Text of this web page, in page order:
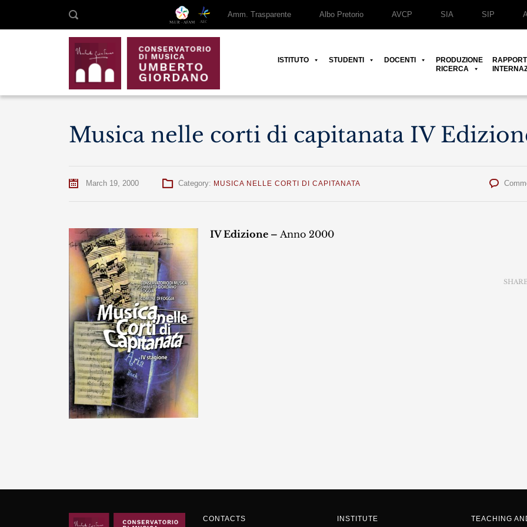
Amm. Trasparente Albo Pretorio AVCP SIA SIP
ISTITUTO STUDENTI DOCENTI
PRODUZIONE
RICERCA
Musica nelle corti di capitanata IV
March 19, 2000 Category: MUSICA NELLE CORTI DI CAPITANATA
IV Edizione – Anno 2000
CONTACTS INSTITUTE TEACHING